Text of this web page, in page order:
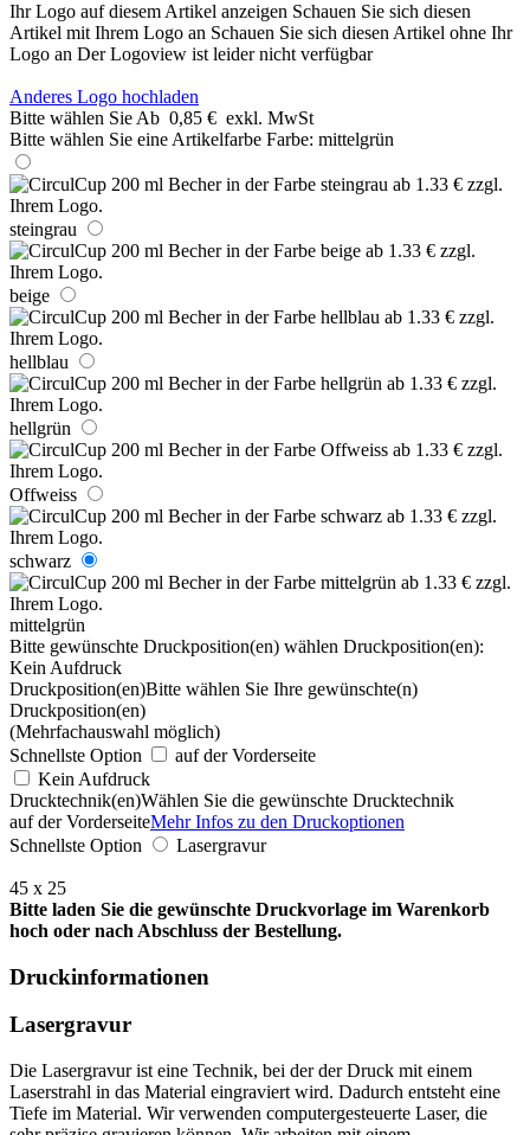
Ihr Logo auf diesem Artikel anzeigen Schauen Sie sich diesen
Artikel mit Ihrem Logo an Schauen Sie sich diesen Artikel ohne Ihr
Logo an Der Logoview ist leider nicht verfügbar
Anderes Logo hochladen
Bitte wählen Sie Ab 0,85 € exkl. MwSt
Bitte wählen Sie eine Artikelfarbe Farbe: mittelgrün
steingrau
beige
hellblau
hellgrün
Offweiss
schwarz
mittelgrün
Bitte gewünschte Druckposition(en) wählen Druckposition(en):
Kein Aufdruck
Druckposition(en)Bitte wählen Sie Ihre gewünschte(n)
Druckposition(en)
(Mehrfachauswahl möglich)
Schnellste Option
auf der Vorderseite
Kein Aufdruck
Drucktechnik(en)Wählen Sie die gewünschte Drucktechnik
auf der VorderseiteMehr Infos zu den Druckoptionen
Schnellste Option
Lasergravur
45 x 25
Bitte laden Sie die gewünschte Druckvorlage im Warenkorb
hoch oder nach Abschluss der Bestellung.
Druckinformationen
Lasergravur
Die Lasergravur ist eine Technik, bei der der Druck mit einem
Laserstrahl in das Material eingraviert wird. Dadurch entsteht eine
Tiefe im Material. Wir verwenden computergesteuerte Laser, die